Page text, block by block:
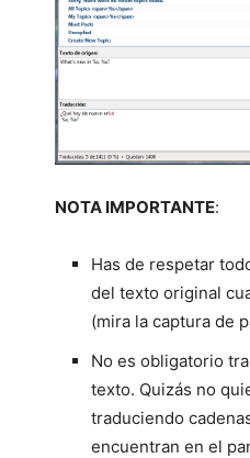
NOTA IMPORTANTE:
Has de respetar
del texto original
(mira la captura de
No es obligatorio
texto. Quizás no
traduciendo
encuentran en el